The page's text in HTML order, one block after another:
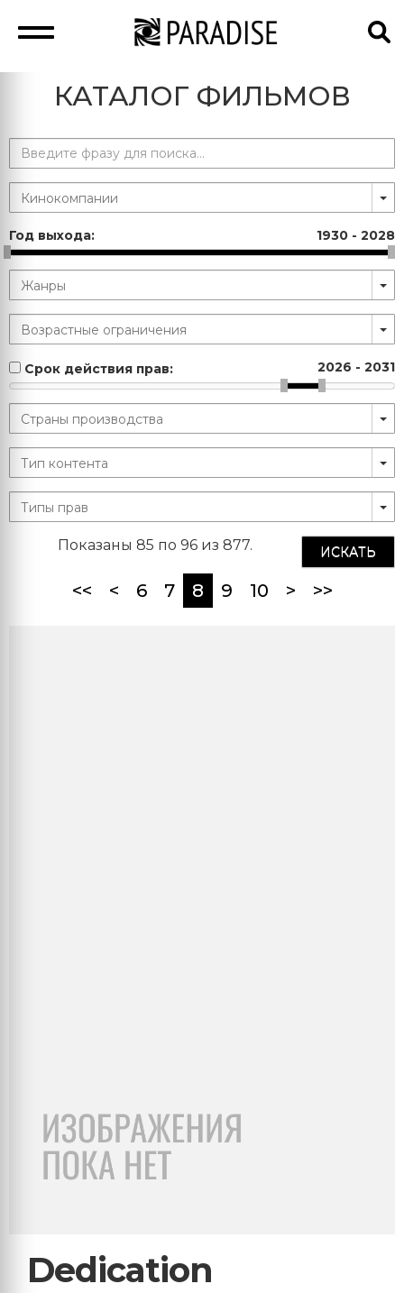
КАТАЛОГ ФИЛЬМОВ
Год выхода: 1930 - 2028
Срок действия прав: 2026 - 2031
ИСКАТЬ
Показаны 85 по 96 из 877.
<< < 6 7 8(current)
9 10 > >>
Dedication